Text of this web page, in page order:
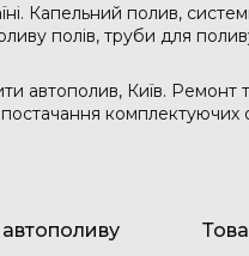
Капельний полив,
полів, труби для
автополив, Київ. Ремонт